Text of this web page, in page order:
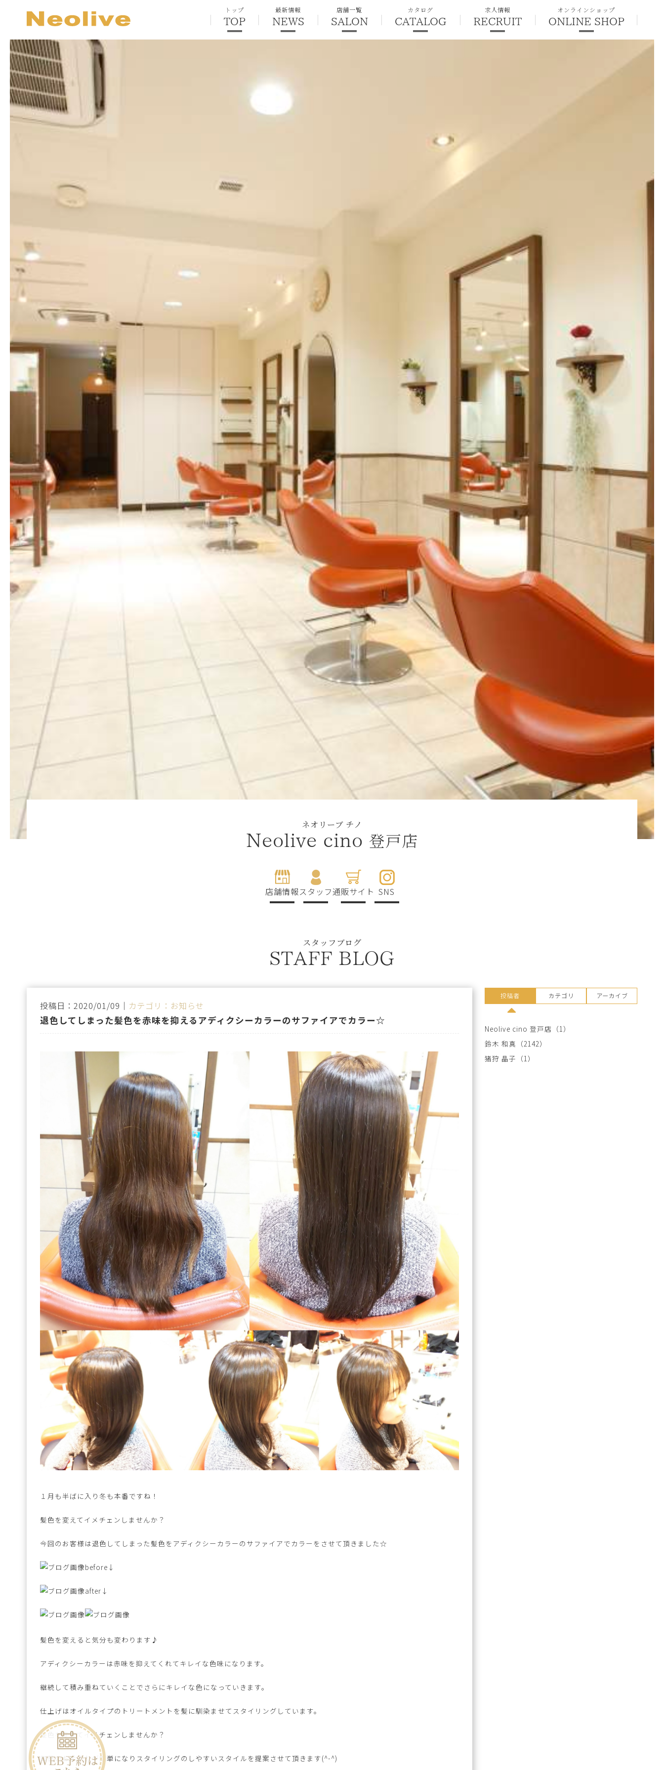
トップ
TOP
最新情報
NEWS
店舗一覧
SALON
カタログ
CATALOG
求人情報
RECRUIT
オンラインショップ
ONLINE SHOP
ネオリーブ チノ
Neolive cino 登戸店
店舗情報スタッフ通販サイト SNS
スタッフブログ
STAFF BLOG
投稿日：2020/01/09｜ カテゴリ：お知らせ
退色してしまった髪色を赤味を抑えるアディクシーカラーのサファイアでカラー☆
１月も半ばに入り冬も本番ですね！
髪色を変えてイメチェンしませんか？
今回のお客様は退色してしまった髪色をアディクシーカラーのサファイアでカラーをさせて頂きました☆
before↓
after↓
髪色を変えると気分も変わります♪
アディクシーカラーは赤味を抑えてくれてキレイな色味になります。
継続して積み重ねていくことでさらにキレイな色になっていきます。
仕上げはオイルタイプのトリートメントを髪に馴染ませてスタイリングしています。
髪色を変えてイメチェンしませんか？
毎日のお手入れが簡単になりスタイリングのしやすいスタイルを提案させて頂きます(^-^)
投稿者 カテゴリ アーカイブ
Neolive cino 登戸店 （1）
鈴木 和真 （2142）
猪狩 晶子 （1）